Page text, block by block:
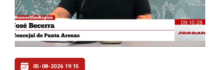
05-08-2026 19:15